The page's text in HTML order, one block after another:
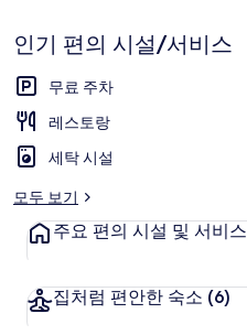
기
인기 편의 시설/서비스
무료 주차
레스토랑
세탁 시설
모두 보기
주요 편의 시설 및 서비스
집처럼 편안한 숙소 (6)